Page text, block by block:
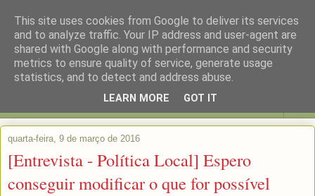
quarta-feira, 9 de março de 2016
[Entrevista - Política Local] Espero
conseguir modificar o que for possível
This site uses cookies from Google to deliver its services
and to analyze traffic. Your IP address and user-agent are
shared with Google along with performance and security
metrics to ensure quality of service, generate usage
statistics, and to detect and address abuse.
LEARN MORE GOT IT